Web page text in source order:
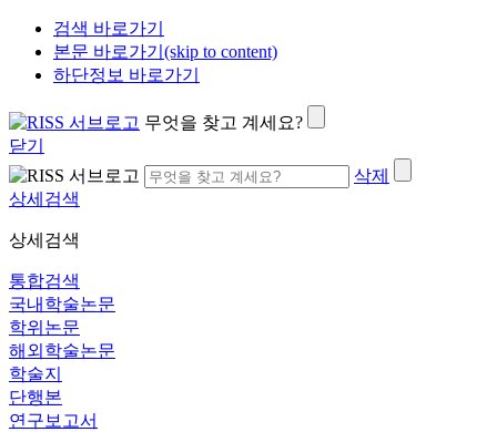
검색 바로가기
본문 바로가기(skip to content)
하단정보 바로가기
무엇을 찾고 계세요?
닫기
삭제
상세검색
상세검색
통합검색
국내학술논문
학위논문
해외학술논문
학술지
단행본
연구보고서